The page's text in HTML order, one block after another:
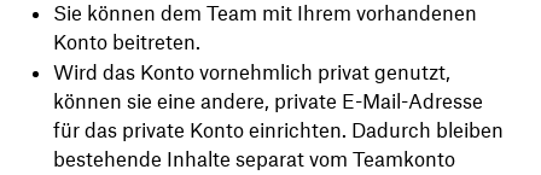
Sie können dem Team mit Ihrem vorhandenen
Konto beitreten.
Wird das Konto vornehmlich privat genutzt,
können sie eine andere, private E-Mail-Adresse
für das private Konto einrichten. Dadurch bleiben
bestehende Inhalte separat vom Teamkonto